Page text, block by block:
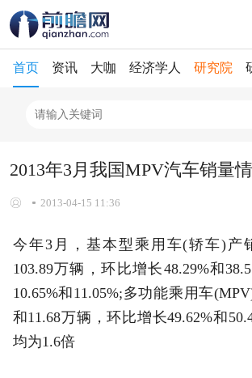
首页 资讯 大咖 经济学人 研究院
2013年3月我国MPV汽车销量
2013-04-15 11:36
今年3月，基本型乘用车(轿车)产
103.89万辆，环比增长48.29%和
10.65%和11.05%;多功能乘用车
和11.68万辆，环比增长49.62%和
均为1.6倍